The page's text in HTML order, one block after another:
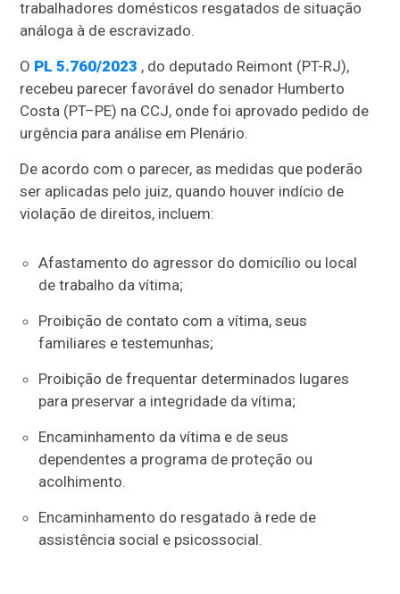
trabalhadores domésticos resgatados de situação
análoga à de escravizado.
O PL 5.760/2023 , do deputado Reimont (PT-RJ),
recebeu parecer favorável do senador Humberto
Costa (PT–PE) na CCJ, onde foi aprovado pedido de
urgência para análise em Plenário.
De acordo com o parecer, as medidas que poderão
ser aplicadas pelo juiz, quando houver indício de
violação de direitos, incluem:
Afastamento do agressor do domicílio ou local
de trabalho da vítima;
Proibição de contato com a vítima, seus
familiares e testemunhas;
Proibição de frequentar determinados lugares
para preservar a integridade da vítima;
Encaminhamento da vítima e de seus
dependentes a programa de proteção ou
acolhimento.
Encaminhamento do resgatado à rede de
assistência social e psicossocial.